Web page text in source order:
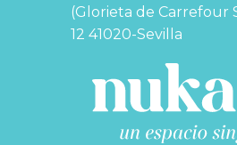
(Glorieta de Carrefour
12 41020-Sevilla